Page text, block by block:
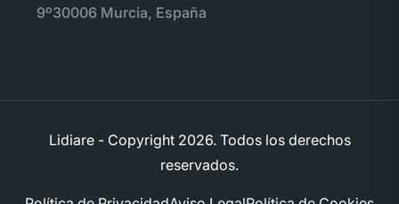
9º30006 Murcia, España
Lidiare - Copyright 2026. Todos los derechos
reservados.